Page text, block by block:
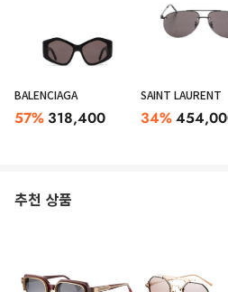
BALENCIAGA
57% 318,400
SAINT LAURENT
34%
추천 상품